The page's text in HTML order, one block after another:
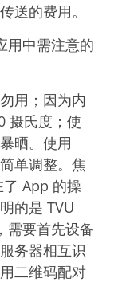
送的费用。
用中需注意的
用；因为内
摄氏度；使
晒。使用
单调整。焦
App 的操
的是 TVU
需要首先设备
务器相互识
二维码配对